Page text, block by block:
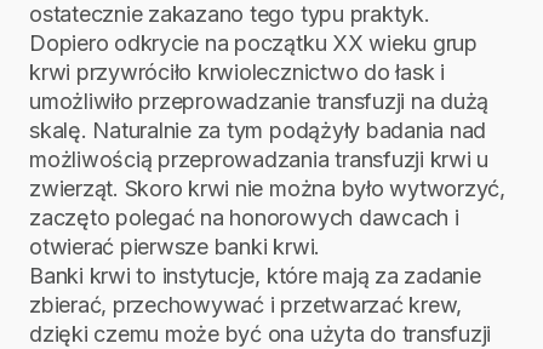
ostatecznie zakazano tego typu praktyk.
Dopiero odkrycie na początku XX wieku grup
krwi przywróciło krwiolecznictwo do łask i
umożliwiło przeprowadzanie transfuzji na dużą
skalę. Naturalnie za tym podążyły badania nad
możliwością przeprowadzania transfuzji krwi u
zwierząt. Skoro krwi nie można było wytworzyć,
zaczęto polegać na honorowych dawcach i
otwierać pierwsze banki krwi.
Banki krwi to instytucje, które mają za zadanie
zbierać, przechowywać i przetwarzać krew,
dzięki czemu może być ona użyta do transfuzji